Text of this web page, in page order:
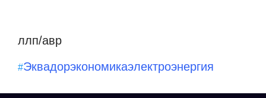
ллп/авр
#Эквадорэкономикаэлектроэнергия